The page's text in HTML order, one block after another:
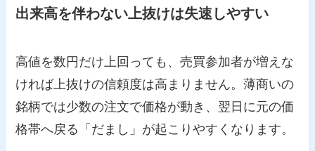
出来高を伴わない上抜けは失速しやすい
高値を数円だけ上回っても、売買参加者が増えな
ければ上抜けの信頼度は高まりません。薄商いの
銘柄では少数の注文で価格が動き、翌日に元の価
格帯へ戻る「だまし」が起こりやすくなります。